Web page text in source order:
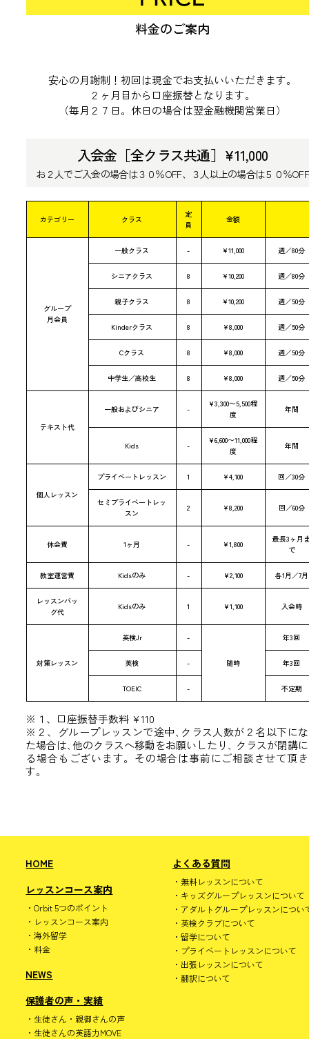
料金のご案内
安心の月謝制！初回は現金でお支払いいただきます。
２ヶ月目から口座振替となります。
（毎月２７日。休日の場合は翌金融機関営業日）
入会金［全クラス共通］¥11,000
お２人でご入会の場合は３０％OFF、３人以上の場合は５０％OFF
カテゴリー クラス
定
員
金額
グループ
月会員
一般クラス - ¥11,000 週／80分
シニアクラス 8 ¥10,200 週／80分
親子クラス 8 ¥10,200 週／50分
Kinderクラス 8 ¥8,000 週／50分
Cクラス 8 ¥8,000 週／50分
中学生／高校生 8 ¥8,000 週／50分
テキスト代
一般およびシニア -
¥3,300〜5,500程
度
年間
Kids -
¥6,600〜11,000程
度
年間
個人レッスン
プライベートレッスン 1 ¥4,100 回／30分
セミプライベートレッ
スン
2 ¥8,200 回／60分
休会費 1ヶ月 - ¥1,800
最長3ヶ月
で
教室運営費 Kidsのみ - ¥2,100 各1月／7月
レッスンバッ
グ代
Kidsのみ 1 ¥1,100 入会時
対策レッスン
英検Jr -
随時
年3回
英検 - 年3回
TOEIC - 不定期
※１、口座振替手数料 ¥110
※２、グループレッスンで途中､クラス人数が２名以下に
た場合は､他のクラスへ移動をお願いしたり､ クラスが閉講
る場合もございます。その場合は事前にご相談させて頂
す。
HOME
レッスンコース案内
Orbit 5つのポイント
レッスンコース案内
海外留学
料金
NEWS
保護者の声・実績
生徒さん・親御さんの声
生徒さんの英語力MOVE
よくある質問
無料レッスンについて
キッズグループレッスンについて
アダルトグループレッスンについ
英検クラブについて
留学について
プライベートレッスンについて
出張レッスンについて
翻訳について